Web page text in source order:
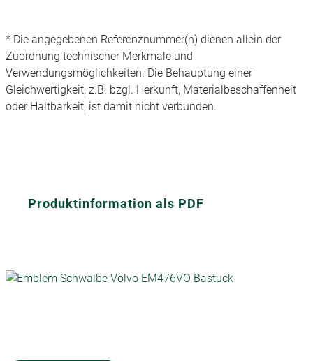
* Die angegebenen Referenznummer(n) dienen allein der
Zuordnung technischer Merkmale und
Verwendungsmöglichkeiten. Die Behauptung einer
Gleichwertigkeit, z.B. bzgl. Herkunft, Materialbeschaffenheit
oder Haltbarkeit, ist damit nicht verbunden.
Produktinformation als PDF